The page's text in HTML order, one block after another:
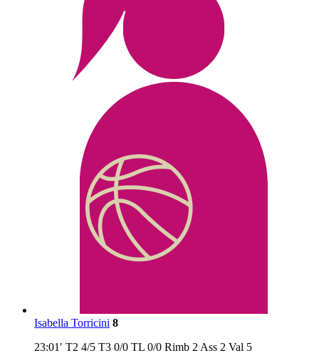
Isabella Torricini 8
23:01′ T2 4/5 T3 0/0 TL 0/0 Rimb 2 Ass 2 Val 5